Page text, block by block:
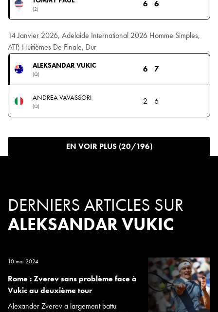
(2)
6 6
14 Janvier 2026, Adelaide International 2026 Homme Simples,
ATP, Huitièmes De Finale, Dur
ALEKSANDAR VUKIC
(Q)
6 7
ANDREA VAVASSORI
(Q)
2 6
EN VOIR PLUS (20/196)
DERNIERS ARTICLES SUR
ALEKSANDAR VUKIC
10 mai 2024
Rome : Zverev sans problème face à
Vukic au deuxième tour
Alexander Zverev a largement battu